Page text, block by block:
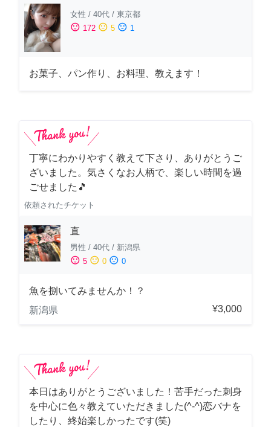
女性 / 40代 / 東京都
sentiment_satisfied 172 sentiment_neutral 5 sentiment_dissatisfied 1
お菓子、パン作り、お料理、教えます！
丁寧にわかりやすく教えて下さり、ありがとうご
ざいました。気さくなお人柄で、楽しい時間を過
ごせました🎵
依頼されたチケット
直
男性 / 40代 / 新潟県
sentiment_satisfied 5 sentiment_neutral 0 sentiment_dissatisfied 0
魚を捌いてみませんか！？
新潟県
¥3,000
本日はありがとうございました！苦手だった刺身
を中心に色々教えていただきました(^-^)恋バナを
したり、終始楽しかったです(笑)